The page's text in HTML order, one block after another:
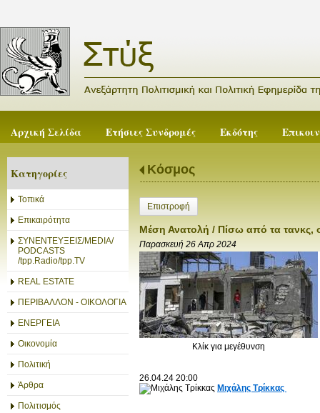
Αρχική Σελίδα Ετήσιες Συνδρομές Εκδότης
Κατηγορίες
Τοπικά
Επικαιρότητα
ΣΥΝΕΝΤΕΥΞΕΙΣ/MEDIA/
PODCASTS
/tpp.Radio/tpp.TV
REAL ESTATE
ΠΕΡΙΒΑΛΛΟΝ - ΟΙΚΟΛΟΓΙΑ
ΕΝΕΡΓΕΙΑ
Οικονομία
Πολιτική
Άρθρα
Πολιτισμός
Κόσμος
Επιστροφή
Μέση Ανατολή / Πίσω από τα τανκς,
Παρασκευή 26 Απρ 2024
Κλίκ για μεγέθυνση
26.04.24 20:00
Μιχάλης Τρίκκας